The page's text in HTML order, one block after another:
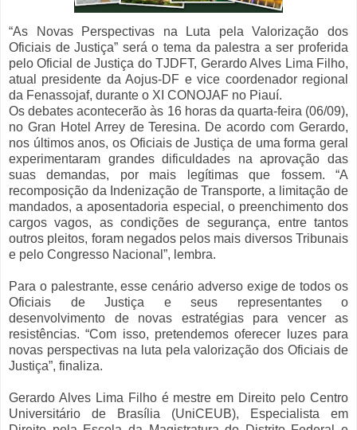
“As Novas Perspectivas na Luta pela Valorização dos
Oficiais de Justiça” será o tema da palestra a ser proferida
pelo Oficial de Justiça do TJDFT, Gerardo Alves Lima Filho,
atual presidente da Aojus-DF e vice coordenador regional
da Fenassojaf, durante o XI CONOJAF no Piauí.
Os debates acontecerão às 16 horas da quarta-feira (06/09),
no Gran Hotel Arrey de Teresina. De acordo com Gerardo,
nos últimos anos, os Oficiais de Justiça de uma forma geral
experimentaram grandes dificuldades na aprovação das
suas demandas, por mais legítimas que fossem. “A
recomposição da Indenização de Transporte, a limitação de
mandados, a aposentadoria especial, o preenchimento dos
cargos vagos, as condições de segurança, entre tantos
outros pleitos, foram negados pelos mais diversos Tribunais
e pelo Congresso Nacional”, lembra.
Para o palestrante, esse cenário adverso exige de todos os
Oficiais de Justiça e seus representantes o
desenvolvimento de novas estratégias para vencer as
resistências. “Com isso, pretendemos oferecer luzes para
novas perspectivas na luta pela valorização dos Oficiais de
Justiça”, finaliza.
Gerardo Alves Lima Filho é mestre em Direito pelo Centro
Universitário de Brasília (UniCEUB), Especialista em